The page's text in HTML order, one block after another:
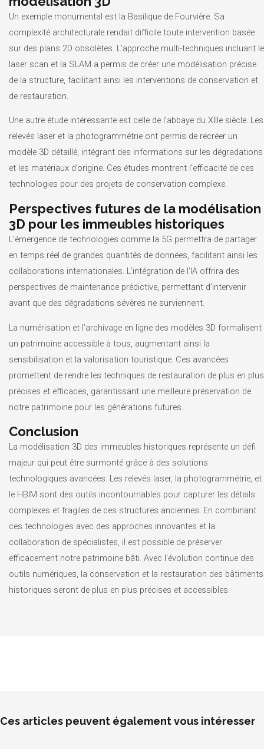
Un exemple monumental est la Basilique de Fourvière. Sa
complexité architecturale rendait difficile toute intervention basée
sur des plans 2D obsolètes. L’approche multi-techniques incluant le
laser scan et la SLAM a permis de créer une modélisation précise
de la structure, facilitant ainsi les interventions de conservation et
de restauration.
Une autre étude intéressante est celle de l’abbaye du XIIIe siècle. Les
relevés laser et la photogrammétrie ont permis de recréer un
modèle 3D détaillé, intégrant des informations sur les dégradations
et les matériaux d’origine. Ces études montrent l’efficacité de ces
technologies pour des projets de conservation complexe.
Perspectives futures de la modélisation
3D pour les immeubles historiques
L’émergence de technologies comme la 5G permettra de partager
en temps réel de grandes quantités de données, facilitant ainsi les
collaborations internationales. L’intégration de l’IA offrira des
perspectives de maintenance prédictive, permettant d’intervenir
avant que des dégradations sévères ne surviennent.
La numérisation et l’archivage en ligne des modèles 3D formalisent
un patrimoine accessible à tous, augmentant ainsi la
sensibilisation et la valorisation touristique. Ces avancées
promettent de rendre les techniques de restauration de plus en plus
précises et efficaces, garantissant une meilleure préservation de
notre patrimoine pour les générations futures.
Conclusion
La modélisation 3D des immeubles historiques représente un défi
majeur qui peut être surmonté grâce à des solutions
technologiques avancées. Les relevés laser, la photogrammétrie, et
le HBIM sont des outils incontournables pour capturer les détails
complexes et fragiles de ces structures anciennes. En combinant
ces technologies avec des approches innovantes et la
collaboration de spécialistes, il est possible de préserver
efficacement notre patrimoine bâti. Avec l’évolution continue des
outils numériques, la conservation et la restauration des bâtiments
historiques seront de plus en plus précises et accessibles.
Ces articles peuvent également vous intéresser